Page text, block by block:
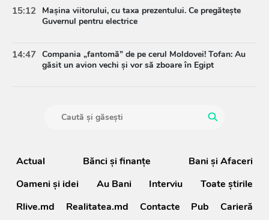
15:12 Mașina viitorului, cu taxa prezentului. Ce pregătește
Guvernul pentru electrice
14:47 Compania „fantomă” de pe cerul Moldovei! Tofan: Au
găsit un avion vechi și vor să zboare în Egipt
Actual Bănci şi finanţe
Bani și Afaceri
Oameni şi idei
Au Bani Interviu
Toate știrile
Rlive.md
Realitatea.md Contacte Pub Carieră